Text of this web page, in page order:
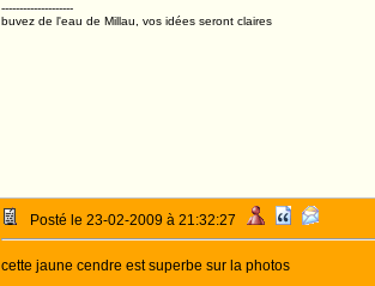
--------------------
buvez de l'eau de Millau, vos idées seront claires
Posté le 23-02-2009 à 21:32:27
cette jaune cendre est superbe sur la photos